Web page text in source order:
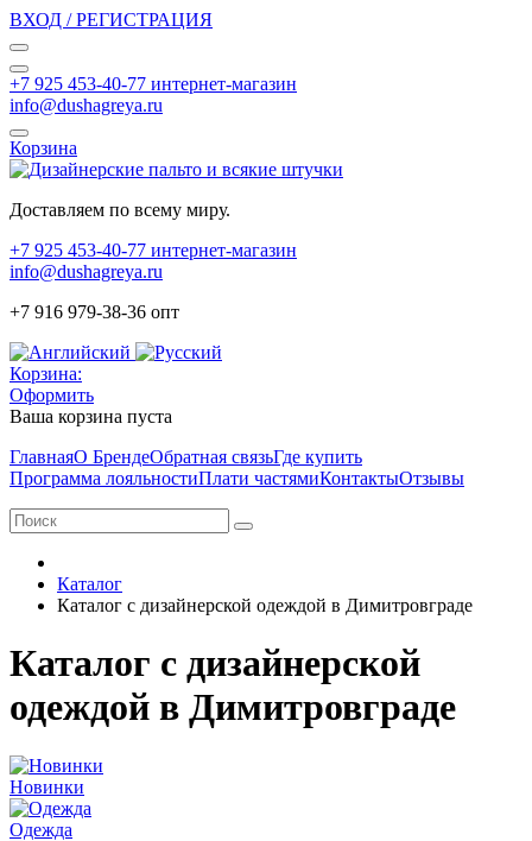
ВХОД / РЕГИСТРАЦИЯ
+7 925 453-40-77 интернет-магазин
info@dushagreya.ru
Корзина
Доставляем по всему миру.
+7 925 453-40-77 интернет-магазин
info@dushagreya.ru
+7 916 979-38-36 опт
Корзина:
Оформить
Ваша корзина пуста
ГлавнаяО БрендеОбратная связьГде купить
Программа лояльностиПлати частямиКонтактыОтзывы
Каталог
Каталог с дизайнерской одеждой в Димитровграде
Каталог с дизайнерской
одеждой в Димитровграде
Новинки
Одежда